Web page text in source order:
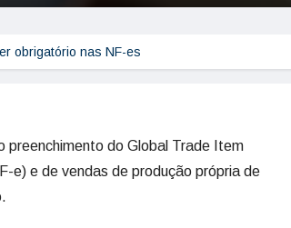
obrigatório nas NF-es
preenchimento do Global Trade Item
e) e de vendas de produção própria de